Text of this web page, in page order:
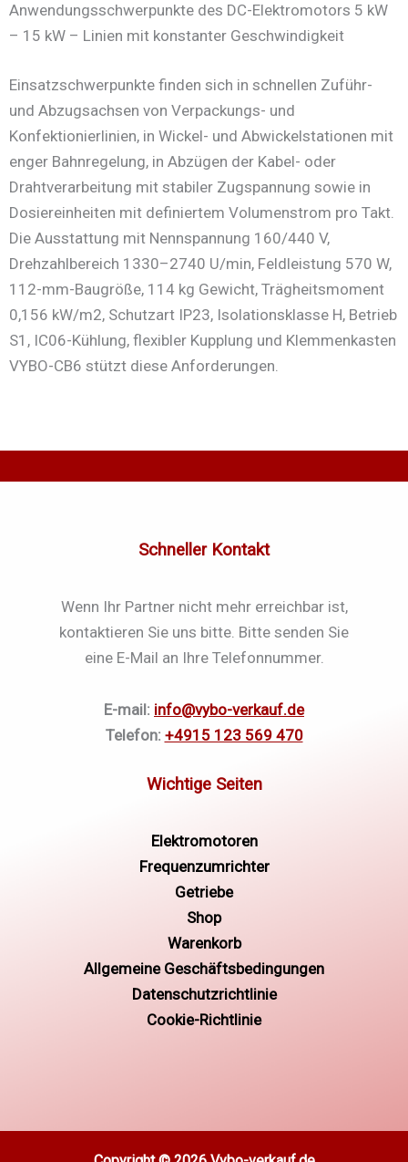
Anwendungsschwerpunkte des DC-Elektromotors 5 kW
– 15 kW – Linien mit konstanter Geschwindigkeit
Einsatzschwerpunkte finden sich in schnellen Zuführ-
und Abzugsachsen von Verpackungs- und
Konfektionierlinien, in Wickel- und Abwickelstationen mit
enger Bahnregelung, in Abzügen der Kabel- oder
Drahtverarbeitung mit stabiler Zugspannung sowie in
Dosiereinheiten mit definiertem Volumenstrom pro Takt.
Die Ausstattung mit Nennspannung 160/440 V,
Drehzahlbereich 1330–2740 U/min, Feldleistung 570 W,
112-mm-Baugröße, 114 kg Gewicht, Trägheitsmoment
0,156 kW/m2, Schutzart IP23, Isolationsklasse H, Betrieb
S1, IC06-Kühlung, flexibler Kupplung und Klemmenkasten
VYBO-CB6 stützt diese Anforderungen.
Schneller Kontakt
Wenn Ihr Partner nicht mehr erreichbar ist,
kontaktieren Sie uns bitte. Bitte senden Sie
eine E-Mail an Ihre Telefonnummer.
E-mail: info@vybo-verkauf.de
Telefon: +4915 123 569 470
Elektromotoren
Frequenzumrichter
Getriebe
Shop
Warenkorb
Allgemeine Geschäftsbedingungen
Datenschutzrichtlinie
Cookie-Richtlinie